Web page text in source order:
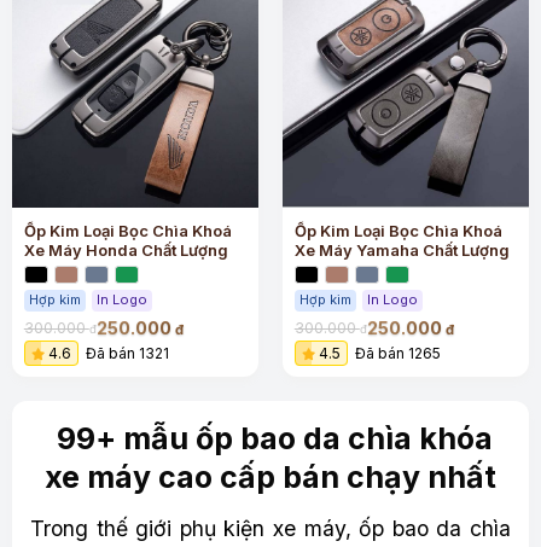
Ốp Kim Loại Bọc Chìa Khoá
Xe Máy Honda Chất Lượng
Hợp kim In Logo
300.000đ250.000 đ
4.6 Đã bán 1321
Ốp Kim Loại Bọc Chìa Khoá
Xe Máy Yamaha Chất Lượng
Hợp kim In Logo
300.000đ250.000 đ
4.5 Đã bán 1265
99+ mẫu ốp bao da chìa khóa
xe máy cao cấp bán chạy nhất
Trong thế giới phụ kiện xe máy, ốp bao da chìa